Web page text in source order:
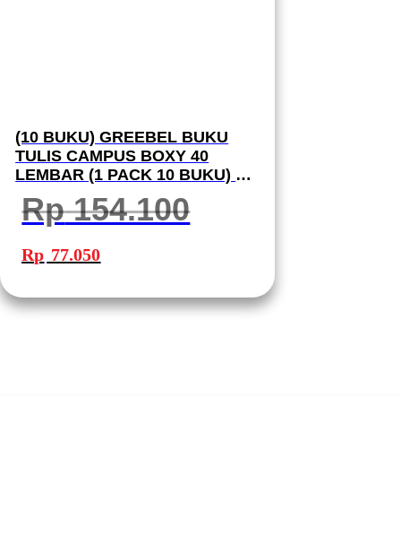
(10 BUKU) GREEBEL BUKU
TULIS CAMPUS BOXY 40
LEMBAR (1 PACK 10 BUKU) B5
40-7 SCHOOL BOOK I BUKU
TULIS GREEBEL
Rp154.100
Harga
aslinya
adalah:
Rp 77.050ini